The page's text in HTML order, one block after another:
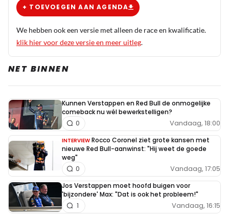
+ TOEVOEGEN AAN AGENDA
We hebben ook een versie met alleen de race en kwalificatie.
klik hier voor deze versie en meer uitleg.
NET BINNEN
Kunnen Verstappen en Red Bull de onmogelijke
comeback nu wél bewerkstelligen?
Vandaag, 18:00
0
INTERVIEW Rocco Coronel ziet grote kansen met
nieuwe Red Bull-aanwinst: "Hij weet de goede
weg"
Vandaag, 17:05
0
Jos Verstappen moet hoofd buigen voor
'bijzondere' Max: "Dat is ook het probleem!"
Vandaag, 16:15
1